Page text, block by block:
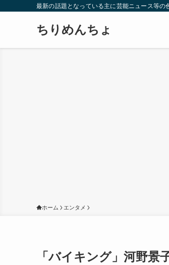
最新の話題となっている主に芸能ニュース等の
ちりめんちょ
ホーム エンタメ
「バイキング」河野景